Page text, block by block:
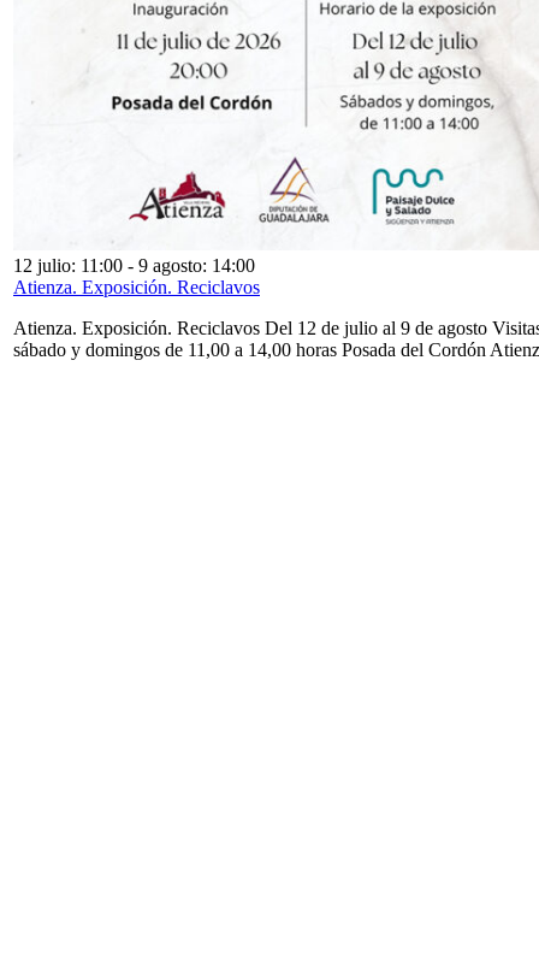
12 julio: 11:00 - 9 agosto: 14:00
Atienza. Exposición. Reciclavos
Atienza. Exposición. Reciclavos Del 12 de julio al 9 de agosto
sábado y domingos de 11,00 a 14,00 horas Posada del Cordón